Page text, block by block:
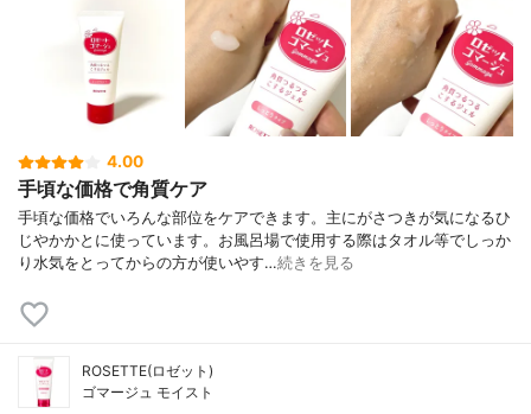
4.00
手頃な価格で角質ケア
手頃な価格でいろんな部位をケアできます。主にがさつきが気になるひ
じやかかとに使っています。お風呂場で使用する際はタオル等でしっか
り水気をとってからの方が使いやす…続きを見る
ROSETTE(ロゼット)
ゴマージュ モイスト